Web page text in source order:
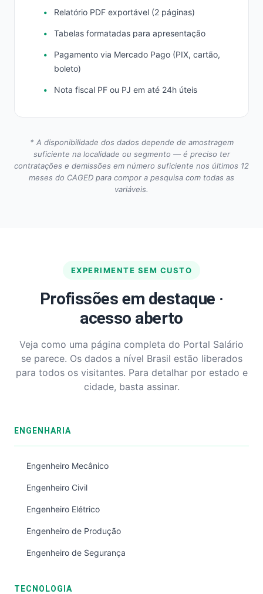
Relatório PDF exportável (2 páginas)
Tabelas formatadas para apresentação
Pagamento via Mercado Pago (PIX, cartão,
boleto)
Nota fiscal PF ou PJ em até 24h úteis
* A disponibilidade dos dados depende de amostragem
suficiente na localidade ou segmento — é preciso ter
contratações e demissões em número suficiente nos últimos 12
meses do CAGED para compor a pesquisa com todas as
variáveis.
EXPERIMENTE SEM CUSTO
Profissões em destaque ·
acesso aberto
Veja como uma página completa do Portal Salário
se parece. Os dados a nível Brasil estão liberados
para todos os visitantes. Para detalhar por estado e
cidade, basta assinar.
ENGENHARIA
Engenheiro Mecânico
Engenheiro Civil
Engenheiro Elétrico
Engenheiro de Produção
Engenheiro de Segurança
TECNOLOGIA